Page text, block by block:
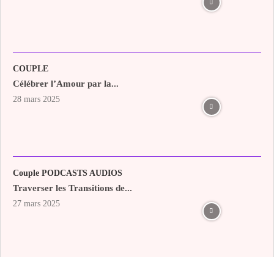
COUPLE
Célébrer l’Amour par la...
28 mars 2025
Couple PODCASTS AUDIOS
Traverser les Transitions de...
27 mars 2025